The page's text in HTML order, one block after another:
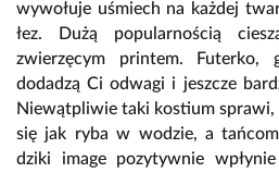
wywołuje uśmiech na każdej
łez. Dużą popularnością
zwierzęcym printem. Futerko,
dodadzą Ci odwagi i jeszcze
Niewątpliwie taki kostium sprawi,
się jak ryba w wodzie, a
dziki image pozytywnie